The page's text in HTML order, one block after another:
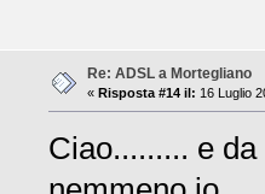
Re: ADSL a Mortegliano
« Risposta #14 il: 16 Luglio
Ciao......... e